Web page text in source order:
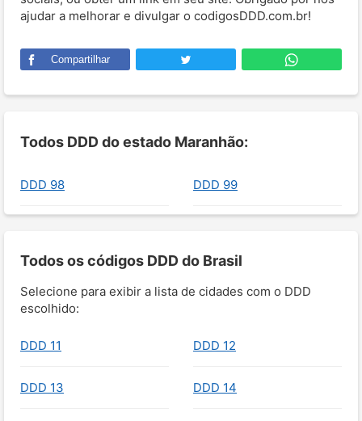
ajudar a melhorar e divulgar o codigosDDD.com.br!
Compartilhar
Todos DDD do estado Maranhão:
DDD 98 DDD 99
Todos os códigos DDD do Brasil
Selecione para exibir a lista de cidades com o DDD
escolhido:
DDD 11 DDD 12
DDD 13 DDD 14